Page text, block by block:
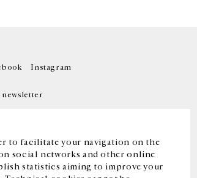
to facilitate your navigation on the
social networks and other online
statistics aiming to improve your
Instagram